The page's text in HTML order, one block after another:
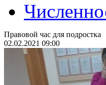
Правовой час для подростка
02.02.2021 09:00